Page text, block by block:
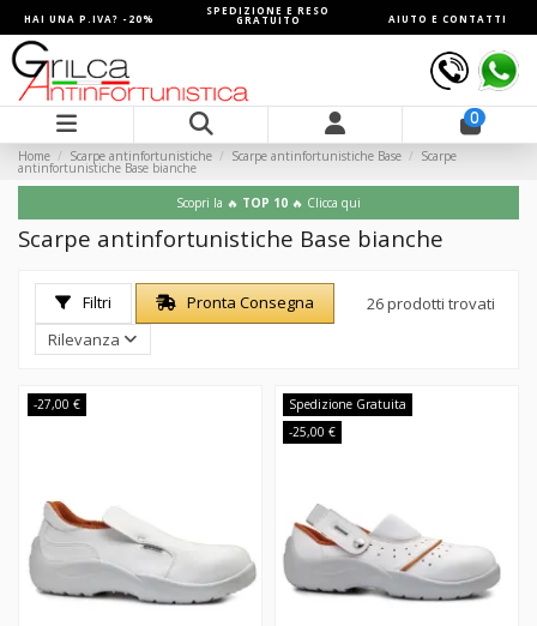
HAI UNA P.IVA? -20%
SPEDIZIONE E RESO
GRATUITO AIUTO E CONTATTI
0
Home Scarpe antinfortunistiche Scarpe antinfortunistiche Base Scarpe
antinfortunistiche Base bianche
Scopri la 🔥 TOP 10 🔥 Clicca qui
Scarpe antinfortunistiche Base bianche
Filtri Pronta Consegna
26 prodotti trovati
Rilevanza
-27,00 €
Spedizione Gratuita
-25,00 €